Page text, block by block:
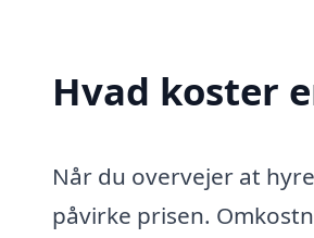
Hvad koster
Når du overvejer at
påvirke prisen.